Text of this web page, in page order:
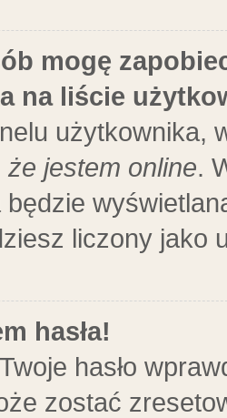
mogę
na liście
użytkownika,
jestem online.
liczony jako
hasła!
hasło
zostać